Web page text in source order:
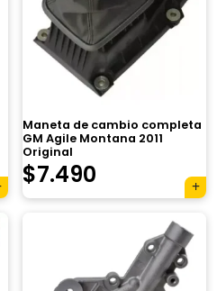
Maneta de cambio completa
GM Agile Montana 2011
Original
$7.490